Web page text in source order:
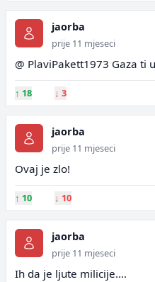
jaorba
prije 11 mjeseci
@ PlaviPakett1973 Gaza ti
↑ 18 ↓ 3
jaorba
prije 11 mjeseci
Ovaj je zlo!
↑ 10 ↓ 10
jaorba
prije 11 mjeseci
Ih da je ljute milicije....